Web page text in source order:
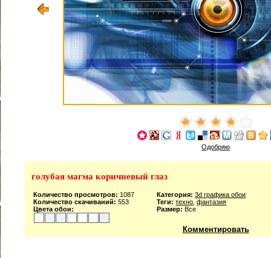
Одобряю
голубая магма коричневый глаз
Количество просмотров: 1087
Количество скачиваний: 553
Цвета обои:
Категория: 3d графика обои
Теги: техно ,фантазия
Размер: Все
Комментировать